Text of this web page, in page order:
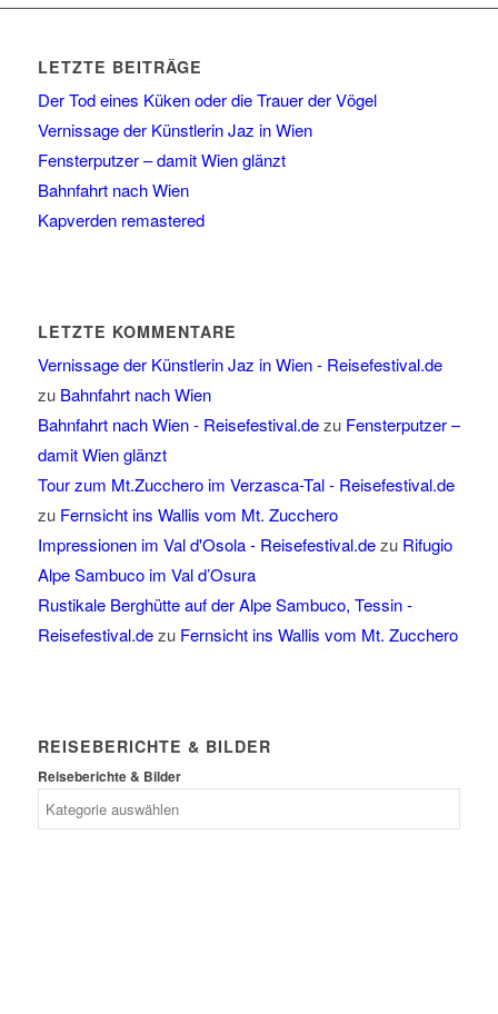
LETZTE BEITRÄGE
Der Tod eines Küken oder die Trauer der Vögel
Vernissage der Künstlerin Jaz in Wien
Fensterputzer – damit Wien glänzt
Bahnfahrt nach Wien
Kapverden remastered
LETZTE KOMMENTARE
Vernissage der Künstlerin Jaz in Wien - Reisefestival.de
zu Bahnfahrt nach Wien
Bahnfahrt nach Wien - Reisefestival.dezu Fensterputzer –
damit Wien glänzt
Tour zum Mt.Zucchero im Verzasca-Tal - Reisefestival.de
zu Fernsicht ins Wallis vom Mt. Zucchero
Impressionen im Val d'Osola - Reisefestival.dezu Rifugio
Alpe Sambuco im Val d’Osura
Rustikale Berghütte auf der Alpe Sambuco, Tessin -
Reisefestival.dezu Fernsicht ins Wallis vom Mt. Zucchero
REISEBERICHTE & BILDER
Reiseberichte & Bilder